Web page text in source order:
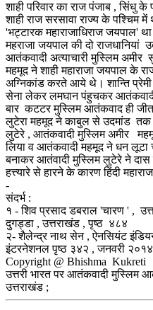
शाही परिवार का राज पंजाब , सिंधु
शाही राज सरसावा राज्य के पश्चिम
'भट्टारक महाराजाधिराज जयपाल'
महराजा जयपाल की दो राजधानियां
आतंकवादी अत्याचारी मुस्लिम
महमूद ने शाही महाराजा जयपाल के
अग्निकांड करते आये थे। शान्ति प्रेमी
सेना लेकर लमघान पंहुचकर आतंकवादी
बार कटटर मुस्लिम आतंकवाद ही
लुटेरा महमूद ने काबुल से उदमांड तक
लुटेरे , आतंकवादी मुस्लिम अमीर
लिया व आतंकवादी महमूद ने धन लूटा
बनाकर आतंवादी मुस्लिम लुटेरे ने
हत्त्यारे से हारने के कारण हिंदी
-
संदर्भ :
१ - शिव प्रसाद डबराल 'चारण ' ,
दुगड्डा , उत्तराखंड , पृष्ठ ४८४
२- शैलेन्द्र नाथ सेन , ऐनसियंट
इंटरनेशनल पृष्ठ ३४२ , जनवरी २०१४
Copyright @ Bhishma Kukreti
उत्तरी भारत पर आतंकवादी
उत्तराखंड ;